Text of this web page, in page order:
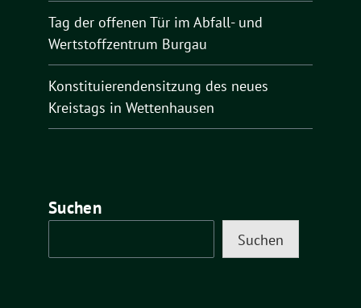
Tag der offenen Tür im Abfall- und
Wertstoffzentrum Burgau
Konstituierendensitzung des neues
Kreistags in Wettenhausen
Suchen
Suchen